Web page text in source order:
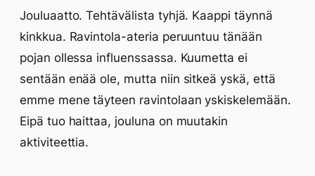
Jouluaatto. Tehtävälista tyhjä. Kaappi täynnä
kinkkua. Ravintola-ateria peruuntuu tänään
pojan ollessa influenssassa. Kuumetta ei
sentään enää ole, mutta niin sitkeä yskä, että
emme mene täyteen ravintolaan yskiskelemään.
Eipä tuo haittaa, jouluna on muutakin
aktiviteettia.